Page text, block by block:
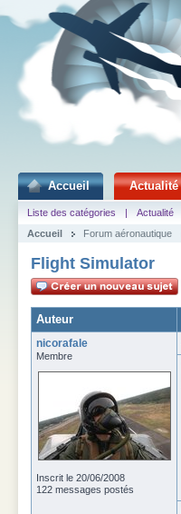
Accueil Actualité
Liste des catégories | Actualité
Accueil
Forum aéronautique
Flight Simulator
Auteur
nicorafale
Membre
Inscrit le 20/06/2008
122 messages postés